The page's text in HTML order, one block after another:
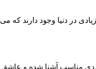
در دنیا وجود دارند
مناسب آشنا شده و عاشق